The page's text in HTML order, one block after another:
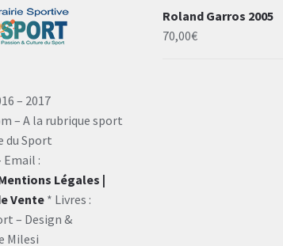
– 2017
– A la rubrique sport
du Sport
Email :
Légales |
Vente* Livres :
– Design &
Milesi
Roland Garros 2005
70,00€